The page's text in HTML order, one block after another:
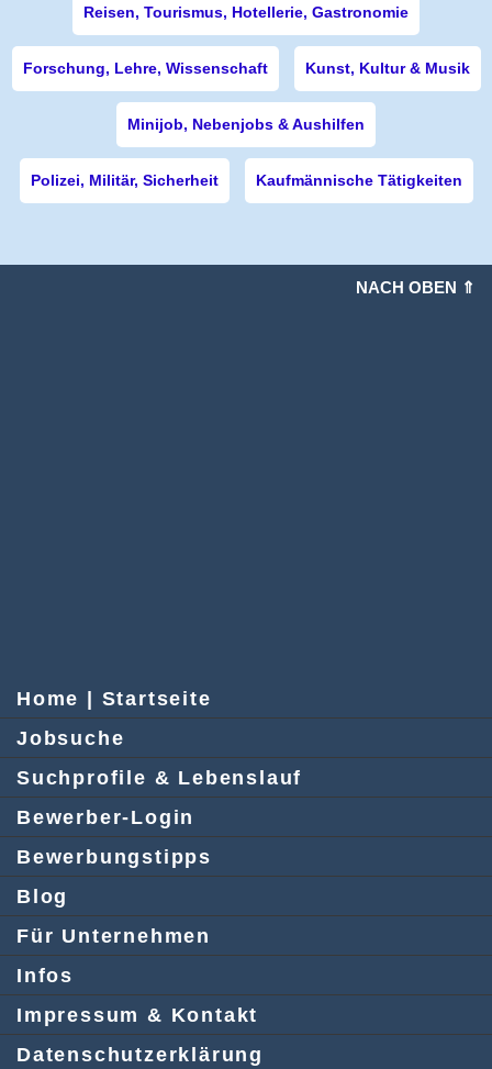
Reisen, Tourismus, Hotellerie, Gastronomie
Forschung, Lehre, Wissenschaft Kunst, Kultur & Musik
Minijob, Nebenjobs & Aushilfen
Polizei, Militär, Sicherheit Kaufmännische Tätigkeiten
NACH OBEN ⇑
Home | Startseite
Jobsuche
Suchprofile & Lebenslauf
Bewerber-Login
Bewerbungstipps
Blog
Für Unternehmen
Infos
Impressum & Kontakt
Datenschutzerklärung